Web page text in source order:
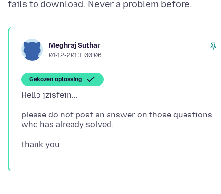
Meghraj Suthar
01-12-2013, 00:06
Gekozen oplossing
please do not post an answer on those questions